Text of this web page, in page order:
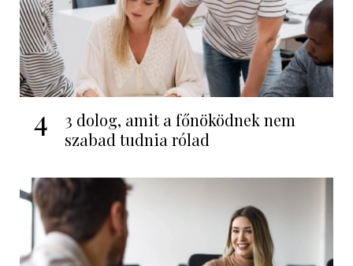
4
3 dolog, amit a főnöködnek nem
szabad tudnia rólad